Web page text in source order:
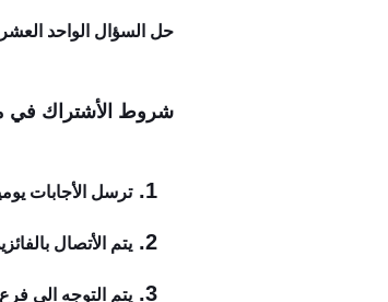
حل السؤال الواحد العشرين 30 رمضان من فوازير شركة
شروط الأشتراك في
ترسل الأجابات
يتم الأتصال